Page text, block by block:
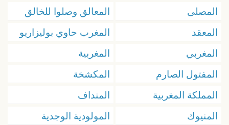
المصلى
المعالق وصلوا للخالق
المعقد
المغرب حاوي بوليزاريو
المغربي
المغربية
المفتول الصارم
المكشخة
المملكة المغربية
المنداف
المنيوك
المولودية الوجدية